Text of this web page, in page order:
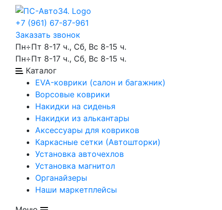
+7 (961) 67-87-961
Заказать звонок
Пн÷Пт 8-17 ч., Сб, Вс 8-15 ч.
Пн÷Пт 8-17 ч., Сб, Вс 8-15 ч.
Каталог
EVA-коврики (салон и багажник)
Ворсовые коврики
Накидки на сиденья
Накидки из алькантары
Аксессуары для ковриков
Каркасные сетки (Автошторки)
Установка авточехлов
Установка магнитол
Органайзеры
Наши маркетплейсы